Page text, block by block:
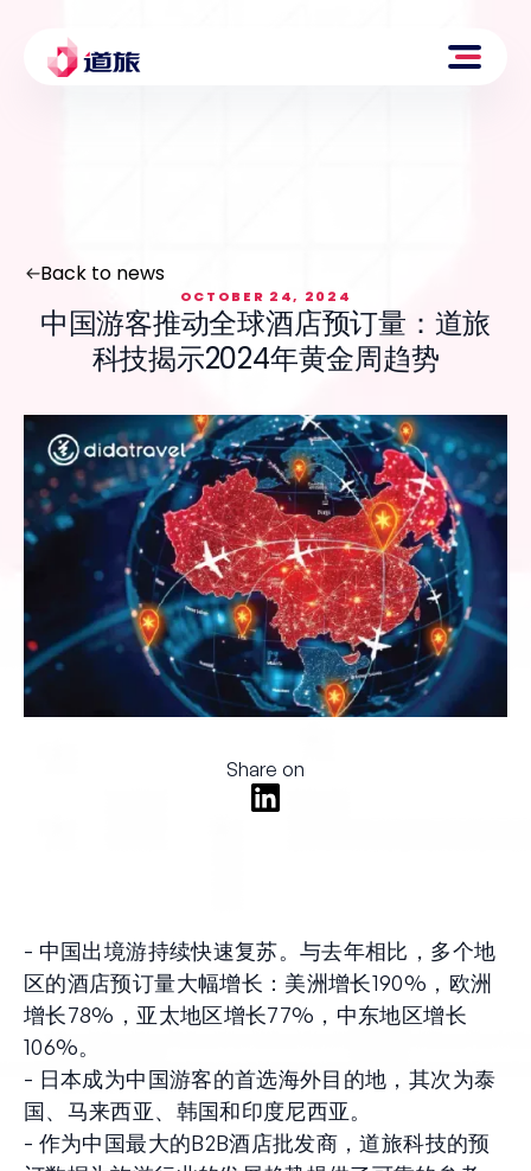
Back to news
OCTOBER 24, 2024
中国游客推动全球酒店预订量：道旅
科技揭示2024年黄金周趋势
Share on
- 中国出境游持续快速复苏。与去年相比，多个地
区的酒店预订量大幅增长：美洲增长190%，欧洲
增长78%，亚太地区增长77%，中东地区增长
106%。
- 日本成为中国游客的首选海外目的地，其次为泰
国、马来西亚、韩国和印度尼西亚。
- 作为中国最大的B2B酒店批发商，道旅科技的预